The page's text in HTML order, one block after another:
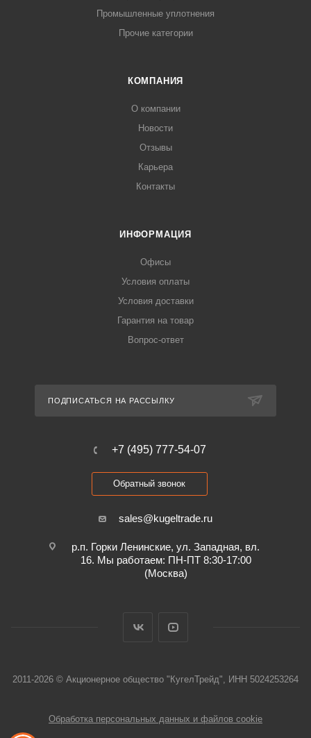
Промышленные уплотнения
Прочие категории
КОМПАНИЯ
О компании
Новости
Отзывы
Карьера
Контакты
ИНФОРМАЦИЯ
Офисы
Условия оплаты
Условия доставки
Гарантия на товар
Вопрос-ответ
ПОДПИСАТЬСЯ НА РАССЫЛКУ
+7 (495) 777-54-07
Обратный звонок
sales@kugeltrade.ru
р.п. Горки Ленинские, ул. Западная, вл.
16. Мы работаем: ПН-ПТ 8:30-17:00
(Москва)
2011-2026 © Акционерное общество "КугелТрейд", ИНН 5024253264
Обработка персональных данных и файлов cookie